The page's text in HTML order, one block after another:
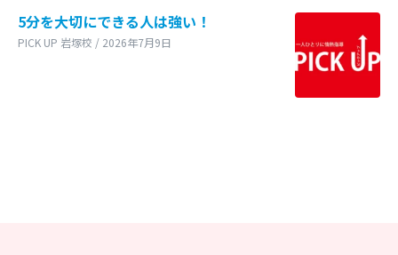
5分を大切にできる人は強い！
PICK UP 岩塚校 / 2026年7月9日